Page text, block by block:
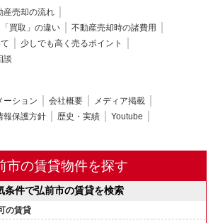
産売却の流れ
買取」の違い
不動産売却時の諸費用
少しでも高く売るポイント
談
ーション 会社概要
メディア掲載
報保護方針 歴史・実績
Youtube
市の賃貸物件を探す
条件で弘前市の賃貸を検索
の賃貸